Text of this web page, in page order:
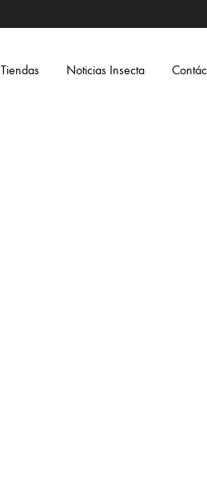
Tiendas Noticias Insecta